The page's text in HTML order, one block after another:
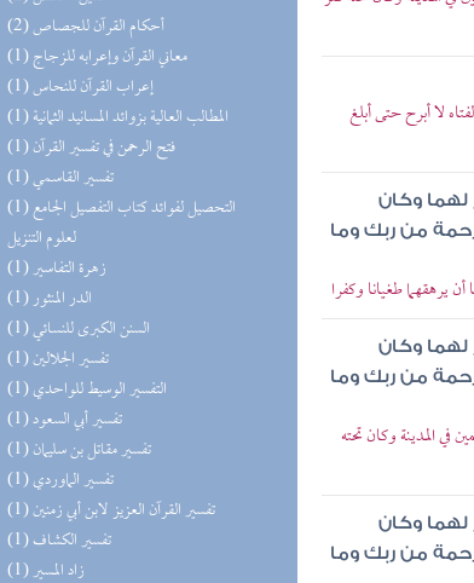
(2) أحكام القرآن للجصاص
(1) معاني القرآن وإعرابه للزجاج
(1) إعراب القرآن للنحاس
(1) المطالب العالية بزوائد المسانيد الثمانية
(1) فتح الرحمن في تفسير القرآن
(1) تفسير القاسمي
(1) التحصيل لفوائد كتاب التفصيل الجامع
لعلوم التنزيل
(1) زهرة التفاسير
(1) الدر المنثور
(1) السنن الكبرى للنسائي
(1) تفسير الجلالين
(1) التفسير الوسيط للواحدي
(1) تفسير أبي السعود
(1) تفسير مقاتل بن سليمان
(1) تفسير الماوردي
(1) تفسير القرآن العزيز لابن أبي زمنين
(1) تفسير الكشاف
(1) زاد المسير
لا أبرح حتى أبلغ
لهما وكان
من ربك وما
يرهقهما طغيانا وكفرا
لهما وكان
من ربك وما
في المدينة وكان تحته
لهما وكان
من ربك وما